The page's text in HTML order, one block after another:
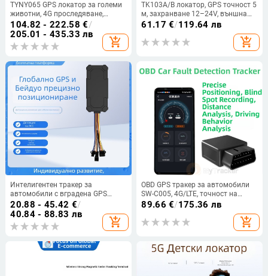
TYNY065 GPS локатор за големи
животни, 4G проследяване,
точност 3 m, аларми: прекъсване
на захранването, мобилна
аларма, аларма за ограда,
слънчево зареждане
104.82 - 222.58 €/
205.01 - 435.33 лв
add_shopping_cart
TK103A/B локатор, GPS точност 5
м, захранване 12–24V, външна
антена, 2G памет, аларми:
вибрация, загуба на захранване,
SOS, превишена скорост,
портативен автомобилен GPS
61.17 €/119.64 лв
add_shopping_cart
Интелигентен тракер за
автомобили с вградена GPS
антена, точност до 5 м,
водоустойчив, аларми: вибрация,
прекъсване на захранването,
движение, геозона и превишена
точност ≤5 м; водоустойчив;
20.88 - 45.42 €/
40.84 - 88.83 лв
add_shopping_cart
OBD GPS тракер за автомобили
SW-C005, 4G/LTE, точност на
позициониране 5–15 m,
захранване чрез OBD интерфейс,
аларми: вибрация, загуба на
захранване, геозона, превишена
89.66 €/175.36 лв
add_shopping_cart